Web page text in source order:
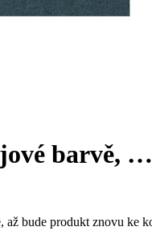
barvě, …
až bude produkt znovu ke